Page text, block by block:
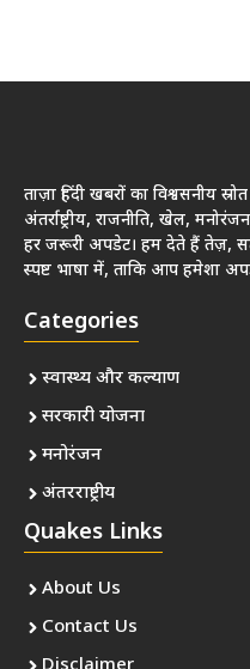
ताज़ा हिंदी खबरों का विश्वसनीय
अंतर्राष्ट्रीय, राजनीति, खेल,
हर जरूरी अपडेट। हम देते हैं तेज़,
स्पष्ट भाषा में, ताकि आप हमेशा
Categories
स्वास्थ्य और कल्याण
सरकारी योजना
मनोरंजन
अंतरराष्ट्रीय
Quakes Links
About Us
Contact Us